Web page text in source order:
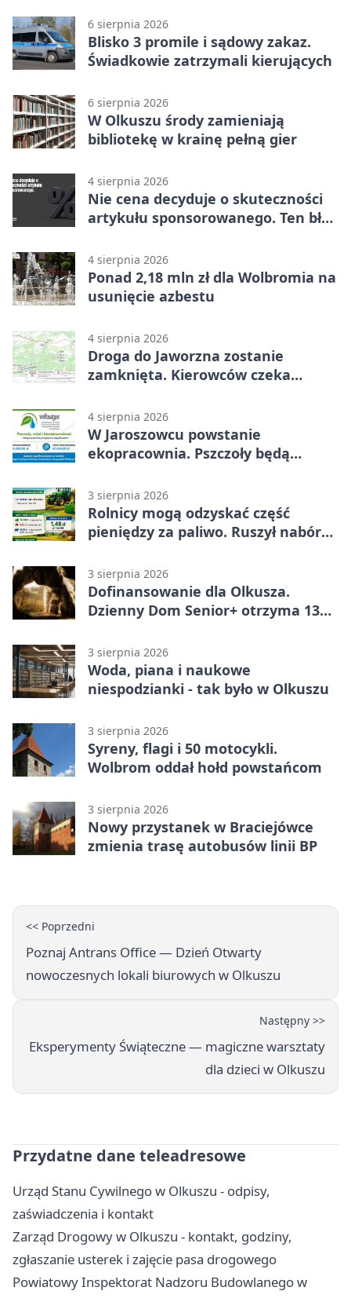
6 sierpnia 2026
Blisko 3 promile i sądowy zakaz.
Świadkowie zatrzymali kierujących
6 sierpnia 2026
W Olkuszu środy zamieniają
bibliotekę w krainę pełną gier
4 sierpnia 2026
Nie cena decyduje o skuteczności
artykułu sponsorowanego. Ten błąd
4 sierpnia 2026
Ponad 2,18 mln zł dla Wolbromia na
usunięcie azbestu
4 sierpnia 2026
Droga do Jaworzna zostanie
zamknięta. Kierowców czeka
4 sierpnia 2026
W Jaroszowcu powstanie
ekopracownia. Pszczoły będą
3 sierpnia 2026
Rolnicy mogą odzyskać część
pieniędzy za paliwo. Ruszył nabór
3 sierpnia 2026
Dofinansowanie dla Olkusza.
Dzienny Dom Senior+ otrzyma 134
3 sierpnia 2026
Woda, piana i naukowe
niespodzianki - tak było w Olkuszu
3 sierpnia 2026
Syreny, flagi i 50 motocykli.
Wolbrom oddał hołd powstańcom
3 sierpnia 2026
Nowy przystanek w Braciejówce
zmienia trasę autobusów linii BP
<< Poprzedni
Poznaj Antrans Office — Dzień Otwarty
nowoczesnych lokali biurowych w Olkuszu
Następny >>
Eksperymenty Świąteczne — magiczne warsztaty
dla dzieci w Olkuszu
Przydatne dane teleadresowe
Urząd Stanu Cywilnego w Olkuszu - odpisy,
zaświadczenia i kontakt
Zarząd Drogowy w Olkuszu - kontakt, godziny,
zgłaszanie usterek i zajęcie pasa drogowego
Powiatowy Inspektorat Nadzoru Budowlanego w